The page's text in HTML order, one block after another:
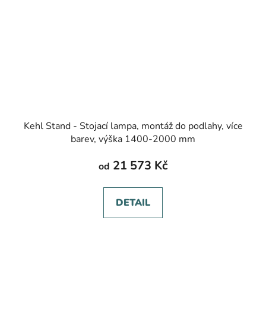
Kehl Stand - Stojací lampa, montáž do podlahy, více
barev, výška 1400-2000 mm
od 21 573 Kč
DETAIL